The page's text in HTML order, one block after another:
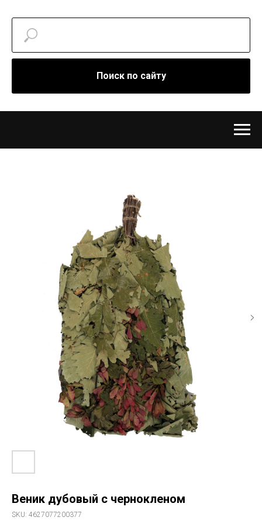
Поиск по сайту
Веник дубовый с чернокленом
SKU: 4627077200377